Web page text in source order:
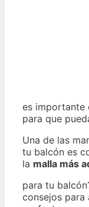
es importante
para que
Una de las
tu balcón es
la malla más
para tu
consejos